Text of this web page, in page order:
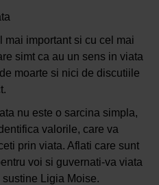
mai important si cu cel mai
simt ca au un sens in viata
moarte si nici de discutiile
nu este o sarcina simpla,
valorile, care va
prin viata. Aflati care sunt
voi si guvernati-va viata
sustine Ligia Moise.